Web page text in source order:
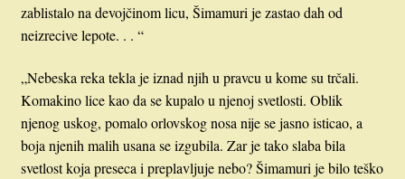
zablistalo na devojčinom licu, Šimamuri je zastao dah od
neizrecive lepote. . . “
„Nebeska reka tekla je iznad njih u pravcu u kome su trčali.
Komakino lice kao da se kupalo u njenoj svetlosti. Oblik
njenog uskog, pomalo orlovskog nosa nije se jasno isticao, a
boja njenih malih usana se izgubila. Zar je tako slaba bila
svetlost koja preseca i preplavljuje nebo? Šimamuri je bilo teško